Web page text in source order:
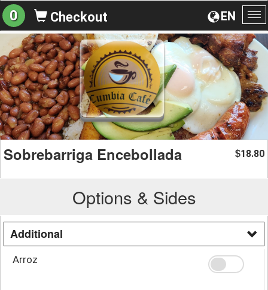
EN
0 Checkout
Sobrebarriga Encebollada $18.80
Options & Sides
Additional
Arroz